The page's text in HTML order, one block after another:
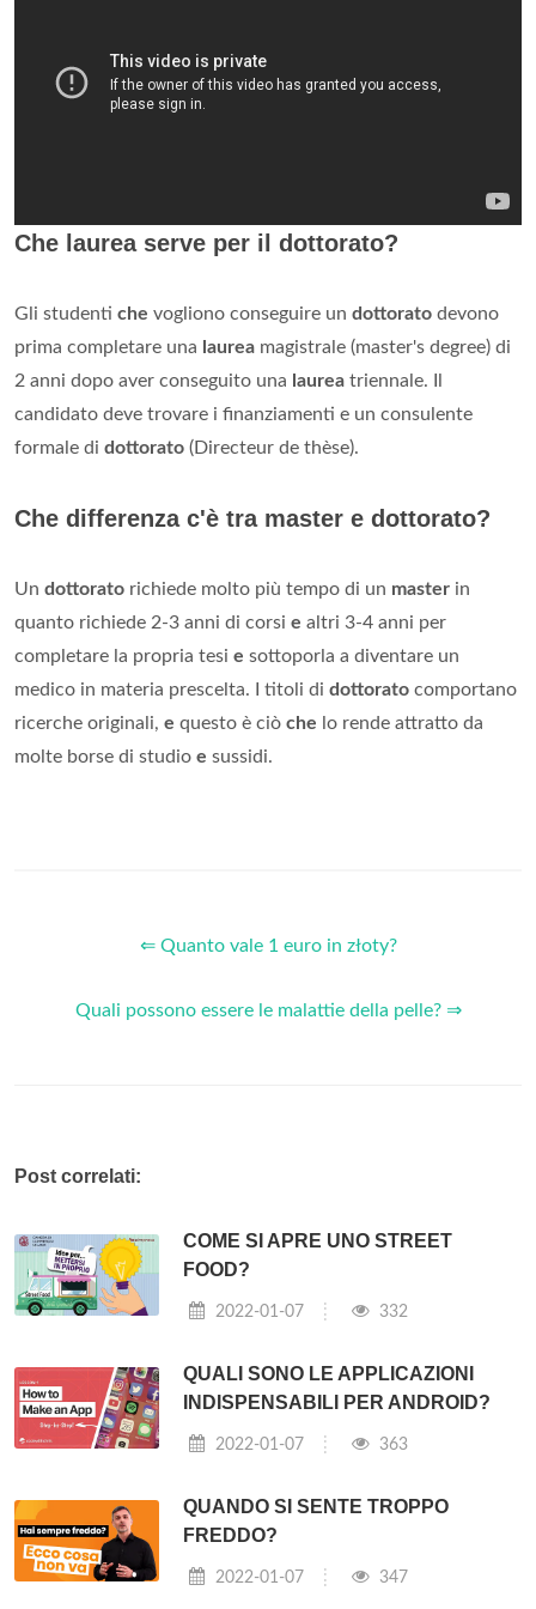
Che laurea serve per il dottorato?
Gli studenti che vogliono conseguire un dottorato devono
prima completare una laurea magistrale (master's degree) di
2 anni dopo aver conseguito una laurea triennale. Il
candidato deve trovare i finanziamenti e un consulente
formale di dottorato (Directeur de thèse).
Che differenza c'è tra master e dottorato?
Un dottorato richiede molto più tempo di un master in
quanto richiede 2-3 anni di corsi e altri 3-4 anni per
completare la propria tesi e sottoporla a diventare un
medico in materia prescelta. I titoli di dottorato comportano
ricerche originali, e questo è ciò che lo rende attratto da
molte borse di studio e sussidi.
⇐ Quanto vale 1 euro in złoty?
Quali possono essere le malattie della pelle? ⇒
Post correlati:
COME SI APRE UNO STREET
FOOD?
2022-01-07 332
QUALI SONO LE APPLICAZIONI
INDISPENSABILI PER ANDROID?
2022-01-07 363
QUANDO SI SENTE TROPPO
FREDDO?
2022-01-07 347